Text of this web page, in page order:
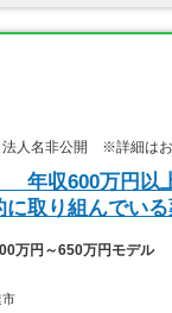
人名非公開 ※詳細はお
年収600万円以
取り組んでい
万円～650万円モデル
市